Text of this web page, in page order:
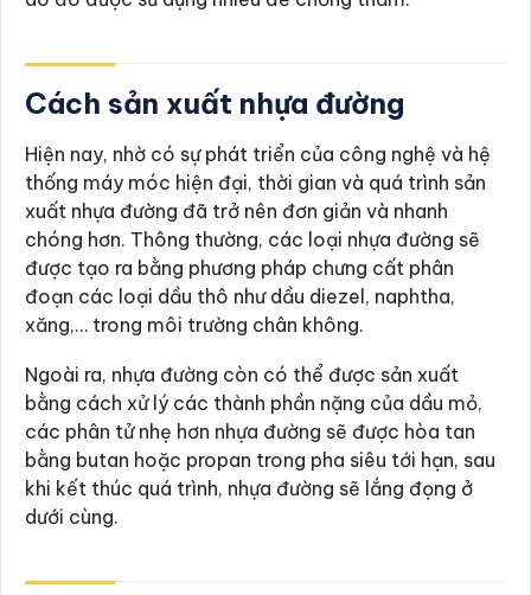
Cách sản xuất nhựa đường
Hiện nay, nhờ có sự phát triển của công nghệ và hệ
thống máy móc hiện đại, thời gian và quá trình sản
xuất nhựa đường đã trở nên đơn giản và nhanh
chóng hơn. Thông thường, các loại nhựa đường sẽ
được tạo ra bằng phương pháp chưng cất phân
đoạn các loại dầu thô như dầu diezel, naphtha,
xăng,… trong môi trường chân không.
Ngoài ra, nhựa đường còn có thể được sản xuất
bằng cách xử lý các thành phần nặng của dầu mỏ,
các phân tử nhẹ hơn nhựa đường sẽ được hòa tan
bằng butan hoặc propan trong pha siêu tới hạn, sau
khi kết thúc quá trình, nhựa đường sẽ lắng đọng ở
dưới cùng.